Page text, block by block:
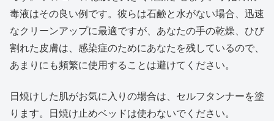
毒液はその良い例です。彼らは石鹸と水がない場合、迅速
なクリーンアップに最適ですが、あなたの手の乾燥、ひび
割れた皮膚は、感染症のためにあなたを残しているので、
あまりにも頻繁に使用することは避けてください。
日焼けした肌がお気に入りの場合は、セルフタンナーを塗
ります。日焼け止めベッドは使わないでください。